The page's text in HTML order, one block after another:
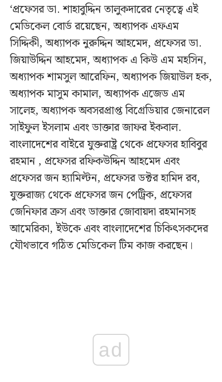
‘প্রফেসর ডা. শাহাবুদ্দিন তালুকদারের নেতৃত্বে এই
মেডিকেল বোর্ড রয়েছেন, অধ্যাপক এফএম
সিদ্দিকী, অধ্যাপক নুরুদ্দিন আহমেদ, প্রফেসর ডা.
জিয়াউদ্দিন আহমেদ, অধ্যাপক এ কিউ এম মহসিন,
অধ্যাপক শামসুল আরেফিন, অধ্যাপক জিয়াউল হক,
অধ্যাপক মাসুম কামাল, অধ্যাপক এজেড এম
সালেহ, অধ্যাপক অবসরপ্রাপ্ত বিগ্রেডিয়ার জেনারেল
সাইফুল ইসলাম এবং ডাক্তার জাফর ইকবাল.
বাংলাদেশের বাইরে যুক্তরাষ্ট্র থেকে প্রফেসর হাবিবুর
রহমান , প্রফেসর রফিকউদ্দিন আহমেদ এবং
প্রফেসর জন হ্যামিল্টন, প্রফেসর ডক্টর হামিদ রব,
যুক্তরাজ্য থেকে প্রফেসর জন পেট্রিক, প্রফেসর
জেনিফার ক্রস এবং ডাক্তার জোবায়দা রহমানসহ
আমেরিকা, ইউকে এবং বাংলাদেশের চিকিৎসকদের
যৌথভাবে গঠিত মেডিকেল টিম কাজ করছেন।
ad